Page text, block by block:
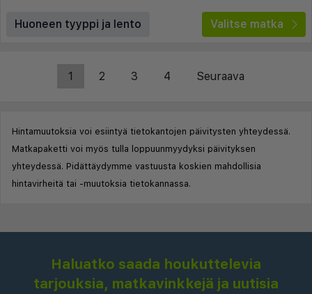
Huoneen tyyppi ja lento Valitse matka
1 2 3 4 Seuraava
Hintamuutoksia voi esiintyä tietokantojen päivitysten yhteydessä.
Matkapaketti voi myös tulla loppuunmyydyksi päivityksen
yhteydessä. Pidättäydymme vastuusta koskien mahdollisia
hintavirheitä tai -muutoksia tietokannassa.
Haluatko saada houkuttelevia
tarjouksia, matkavinkkejä ja uutisia